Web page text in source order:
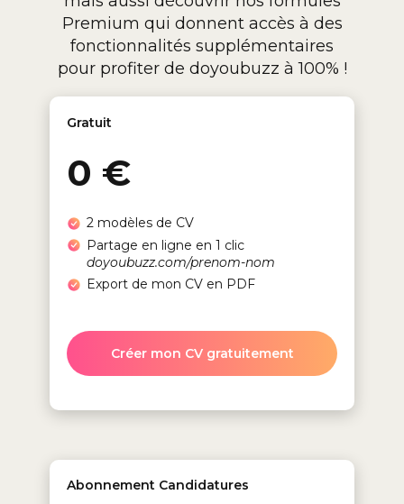
Premium qui donnent accès à des
fonctionnalités supplémentaires
pour profiter de doyoubuzz à 100% !
Gratuit
0 €
2 modèles de CV
Partage en ligne en 1 clic
doyoubuzz.com/prenom-nom
Export de mon CV en PDF
Créer mon CV gratuitement
Abonnement Candidatures